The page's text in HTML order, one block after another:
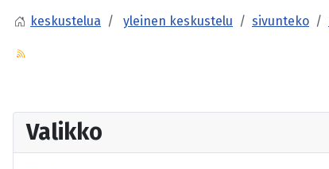
keskustelua yleinen keskustelu sivunteko
Valikko